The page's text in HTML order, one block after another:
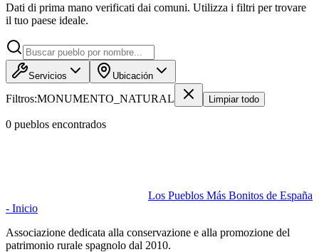
Dati di prima mano verificati dai comuni. Utilizza i filtri per trovare
il tuo paese ideale.
Servicios Ubicación
Filtros:MONUMENTO_NATURAL Limpiar todo
0 pueblos encontrados
Los Pueblos Más Bonitos de España
- Inicio
Associazione dedicata alla conservazione e alla promozione del
patrimonio rurale spagnolo dal 2010.